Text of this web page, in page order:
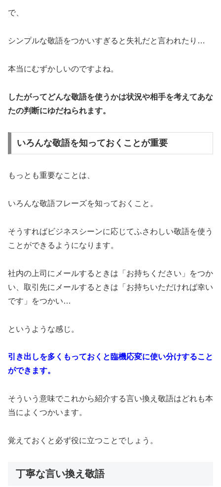
で、
シンプルな敬語をつかいすぎると失礼だと言われたり…
本当にむずかしいのですよね。
したがってどんな敬語を使うかは状況や相手を考えてあな
たの判断にゆだねられます。
いろんな敬語を知っておくことが重要
もっとも重要なことは、
いろんな敬語フレーズを知っておくこと。
そうすればビジネスシーンに応じてふさわしい敬語を使う
ことができるようになります。
社内の上司にメールするときは「お持ちください」をつか
い、取引先にメールするときは「お持ちいただければ幸い
です」をつかい…
というような感じ。
引き出しを多くもっておくと臨機応変に使い分けすること
ができます。
そういう意味でこれから紹介する言い換え敬語はどれも本
当によくつかいます。
覚えておくと必ず役に立つことでしょう。
丁寧な言い換え敬語